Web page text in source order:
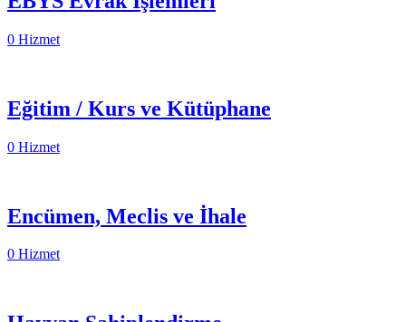
0 Hizmet
Eğitim / Kurs ve Kütüphane
0 Hizmet
Encümen, Meclis ve İhale
0 Hizmet